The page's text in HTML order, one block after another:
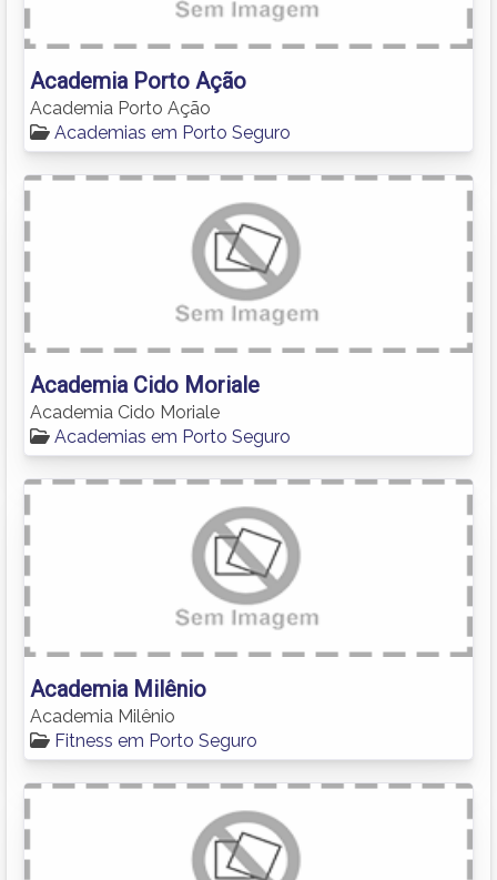
Academia Porto Ação
Academia Porto Ação
Academias em Porto Seguro
Academia Cido Moriale
Academia Cido Moriale
Academias em Porto Seguro
Academia Milênio
Academia Milênio
Fitness em Porto Seguro